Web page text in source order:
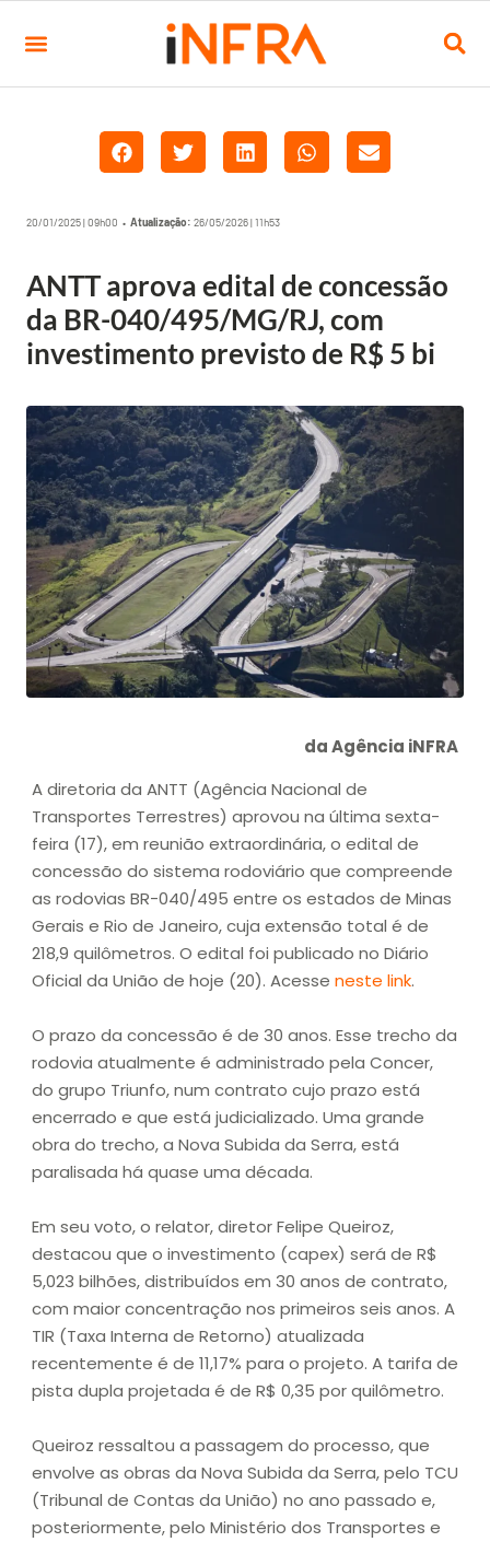
20/01/2025 | 09h00 • Atualização: 26/05/2026 | 11h53
ANTT aprova edital de concessão
da BR-040/495/MG/RJ, com
investimento previsto de R$ 5 bi
da Agência iNFRA
A diretoria da ANTT (Agência Nacional de
Transportes Terrestres) aprovou na última sexta-
feira (17), em reunião extraordinária, o edital de
concessão do sistema rodoviário que compreende
as rodovias BR-040/495 entre os estados de Minas
Gerais e Rio de Janeiro, cuja extensão total é de
218,9 quilômetros. O edital foi publicado no Diário
Oficial da União de hoje (20). Acesse neste link.
O prazo da concessão é de 30 anos. Esse trecho da
rodovia atualmente é administrado pela Concer,
do grupo Triunfo, num contrato cujo prazo está
encerrado e que está judicializado. Uma grande
obra do trecho, a Nova Subida da Serra, está
paralisada há quase uma década.
Em seu voto, o relator, diretor Felipe Queiroz,
destacou que o investimento (capex) será de R$
5,023 bilhões, distribuídos em 30 anos de contrato,
com maior concentração nos primeiros seis anos. A
TIR (Taxa Interna de Retorno) atualizada
recentemente é de 11,17% para o projeto. A tarifa de
pista dupla projetada é de R$ 0,35 por quilômetro.
Queiroz ressaltou a passagem do processo, que
envolve as obras da Nova Subida da Serra, pelo TCU
(Tribunal de Contas da União) no ano passado e,
posteriormente, pelo Ministério dos Transportes e